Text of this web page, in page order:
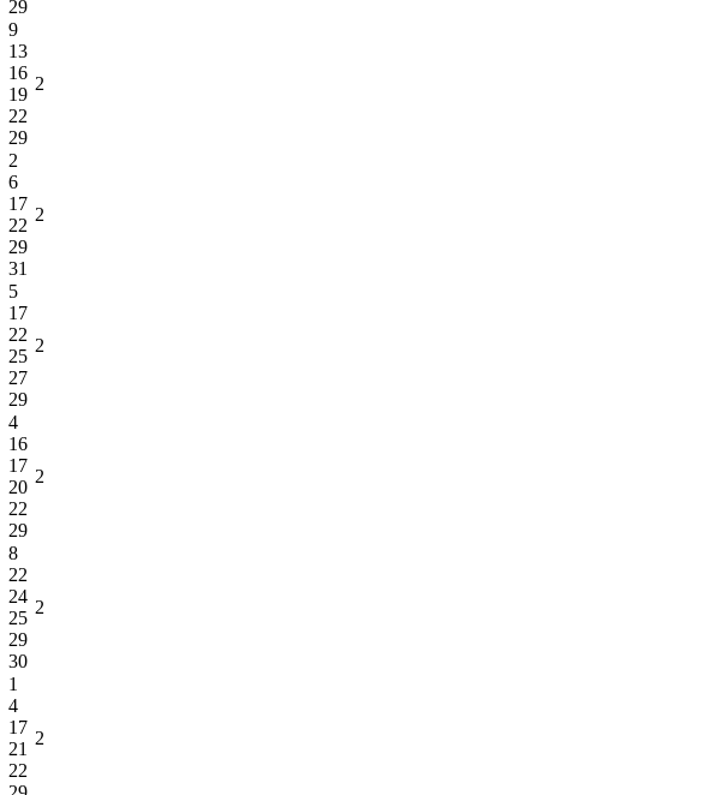
29
9
13
16
19
22
29
2
2
6
17
22
29
31
2
5
17
22
25
27
29
2
4
16
17
20
22
29
2
8
22
24
25
29
30
2
1
4
17
21
22
2